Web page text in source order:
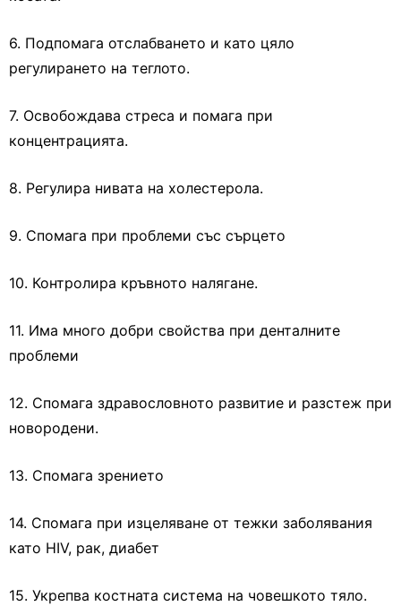
6. Подпомага отслабването и като цяло
регулирането на теглото.
7. Освобождава стреса и помага при
концентрацията.
8. Регулира нивата на холестерола.
9. Спомага при проблеми със сърцето
10. Контролира кръвното налягане.
11. Има много добри свойства при денталните
проблеми
12. Спомага здравословното развитие и разстеж при
новородени.
13. Спомага зрението
14. Спомага при изцеляване от тежки заболявания
като HIV, рак, диабет
15. Укрепва костната система на човешкото тяло.